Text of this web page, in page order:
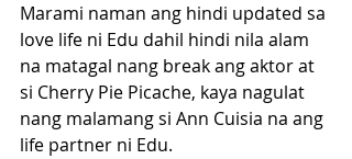
Marami naman ang hindi updated sa
love life ni Edu dahil hindi nila alam
na matagal nang break ang aktor at
si Cherry Pie Picache, kaya nagulat
nang malamang si Ann Cuisia na ang
life partner ni Edu.